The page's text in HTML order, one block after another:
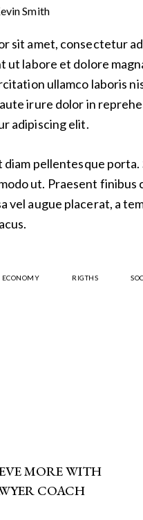
Smith
sit amet, consectetur
labore et dolore
ullamco laboris
irure dolor in
adipiscing elit.
diam pellentesque
ut. Praesent finibus
vel augue placerat, a
ECONOMY RIGTHS
MORE WITH
COACH